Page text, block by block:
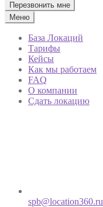
Перезвонить мне
Меню
База Локаций
Тарифы
Кейсы
Как мы работаем
FAQ
О компании
Сдать локацию
spb@location360.ru